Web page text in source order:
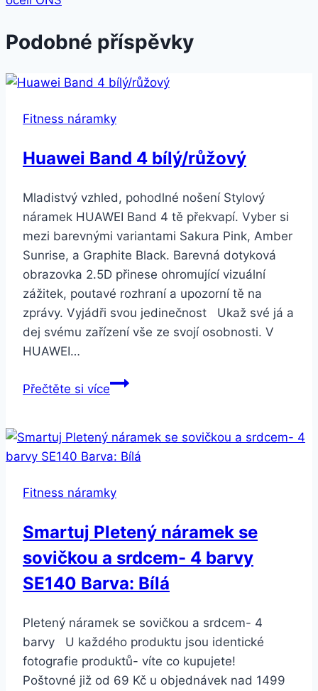
Podobné příspěvky
Fitness náramky
Huawei Band 4 bílý/růžový
Mladistvý vzhled, pohodlné nošení Stylový
náramek HUAWEI Band 4 tě překvapí. Vyber si
mezi barevnými variantami Sakura Pink, Amber
Sunrise, a Graphite Black. Barevná dotyková
obrazovka 2.5D přinese ohromující vizuální
zážitek, poutavé rozhraní a upozorní tě na
zprávy. Vyjádři svou jedinečnost Ukaž své já a
dej svému zařízení vše ze svojí osobnosti. V
HUAWEI…
Přečtěte si víceHuawei
bílý/růžový
Fitness náramky
Smartuj Pletený náramek se
sovičkou a srdcem- 4 barvy
SE140 Barva: Bílá
Pletený náramek se sovičkou a srdcem- 4
barvy U každého produktu jsou identické
fotografie produktů- víte co kupujete!
Poštovné již od 69 Kč u objednávek nad 1499